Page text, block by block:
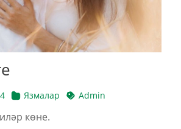
Язмалар Admin
көне.